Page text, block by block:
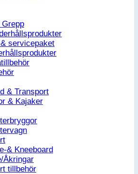
servicepaket
& Transport
& Kajaker
& Kneeboard
Åkringar
tillbehör